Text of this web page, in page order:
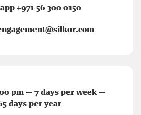
+971 56 300 0150
pm — 7 days per week —
days per year